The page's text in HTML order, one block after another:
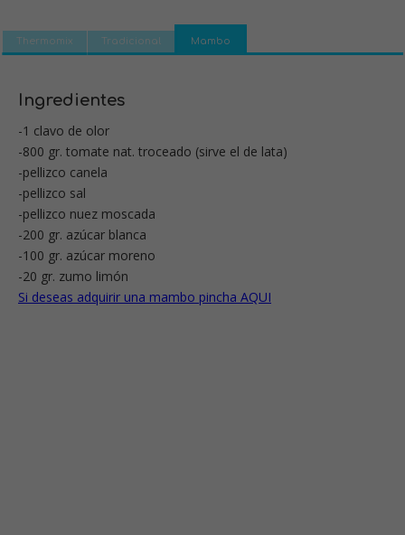
Thermomix Tradicional Mambo
Ingredientes
-1 clavo de olor
-800 gr. tomate nat. troceado (sirve el de lata)
-pellizco canela
-pellizco sal
-pellizco nuez moscada
-200 gr. azúcar blanca
-100 gr. azúcar moreno
-20 gr. zumo limón
Si deseas adquirir una mambo pincha AQUI